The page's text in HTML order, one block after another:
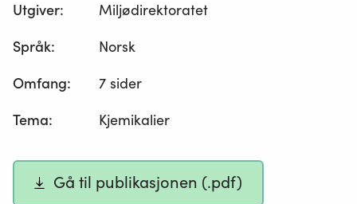
Utgiver:
Miljødirektoratet
Språk:
Norsk
Omfang:
7 sider
Tema: Kjemikalier
Gå til publikasjonen (.pdf)